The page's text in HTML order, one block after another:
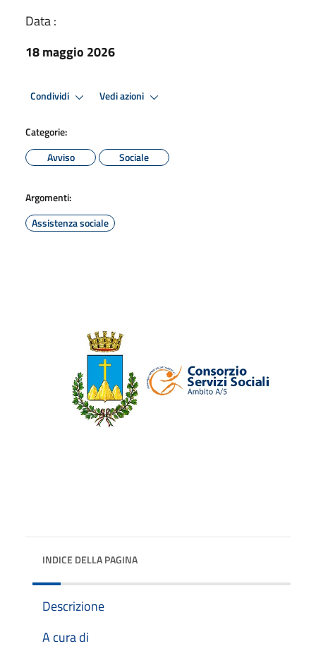
Data :
18 maggio 2026
Condividi Vedi azioni
Categorie:
Avviso
Sociale
Argomenti:
Assistenza sociale
INDICE DELLA PAGINA
Descrizione
A cura di